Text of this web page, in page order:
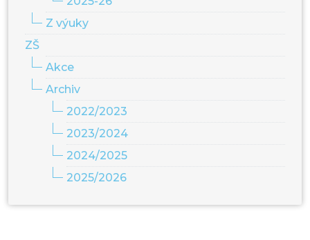
Z výuky
ZŠ
Akce
Archiv
2022/2023
2023/2024
2024/2025
2025/2026